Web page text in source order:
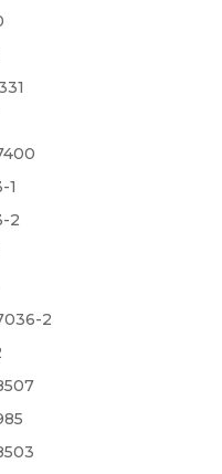
1
2
2